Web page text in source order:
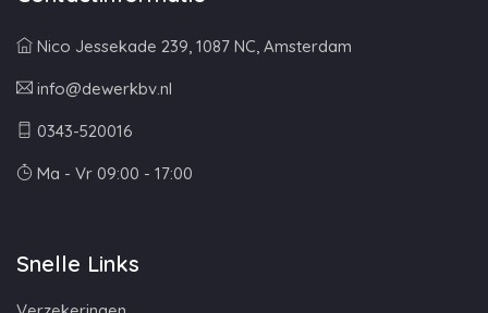
Nico Jessekade 239, 1087 NC, Amsterdam
info@dewerkbv.nl
0343-520016
Ma - Vr 09:00 - 17:00
Snelle Links